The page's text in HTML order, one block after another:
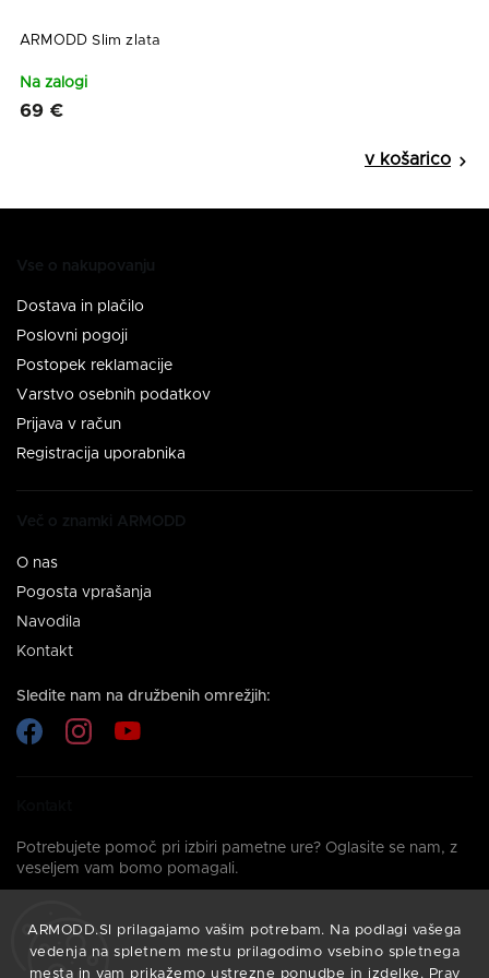
ARMODD.SI prilagajamo vašim potrebam. Na podlagi vašega
vedenja na spletnem mestu prilagodimo vsebino spletnega
mesta in vam prikažemo ustrezne ponudbe in izdelke. Prav
ARMODD Slim zlata
Na zalogi
69 €
Vse o nakupovanju
Dostava in plačilo
Poslovni pogoji
Postopek reklamacije
Varstvo osebnih podatkov
Prijava v račun
Registracija uporabnika
Več o znamki ARMODD
O nas
Pogosta vprašanja
Navodila
Kontakt
Sledite nam na družbenih omrežjih:
Potrebujete pomoč pri izbiri pametne ure? Oglasite se nam, z
veseljem vam bomo pomagali.
Pokličite nas: Pon–pet: 08:00–16:00
info@armodd.si